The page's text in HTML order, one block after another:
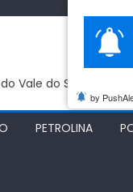
Vale do São Francisco
PETROLINA
by